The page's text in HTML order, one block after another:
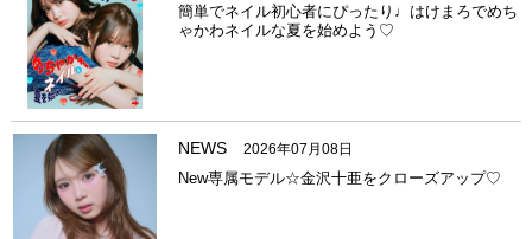
簡単でネイル初心者にぴったり♩はけまろでめち
ゃかわネイルな夏を始めよう♡
NEWS 2026年07月08日
New専属モデル☆金沢十亜をクローズアップ♡